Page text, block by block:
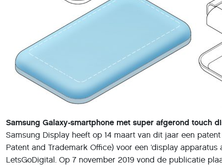
Samsung Galaxy-smartphone met super afgerond touch
Samsung Display heeft op 14 maart van dit jaar een
Patent and Trademark Office) voor een ‘display
LetsGoDigital. Op 7 november 2019 vond de publicatie